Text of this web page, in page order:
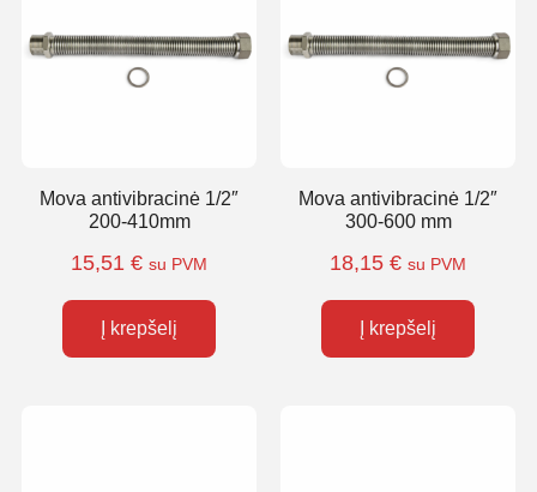
Mova antivibracinė 1/2″
200-410mm
15,51 € su PVM
Į krepšelį
Mova antivibracinė 1/2″
300-600 mm
18,15 € su PVM
Į krepšelį